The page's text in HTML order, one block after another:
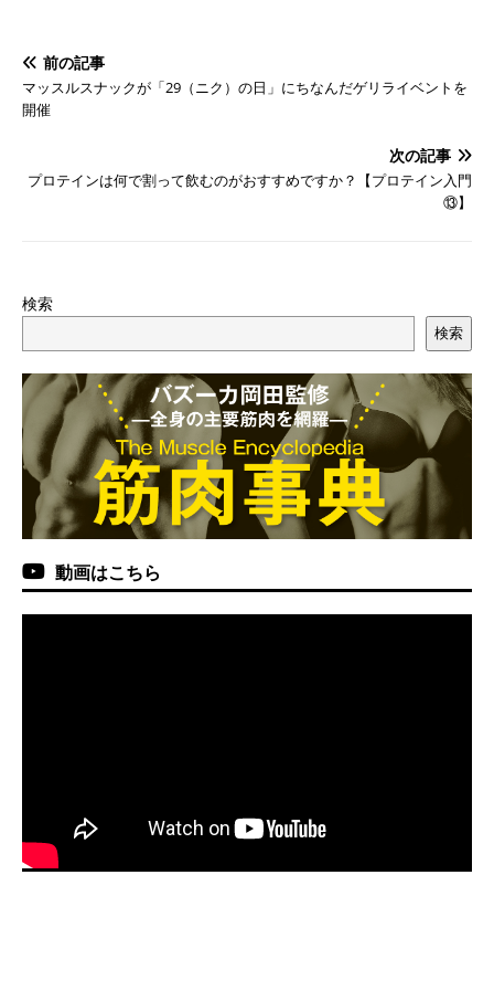
前の記事
マッスルスナックが「29（ニク）の日」にちなんだゲリライベントを
開催
次の記事
プロテインは何で割って飲むのがおすすめですか？【プロテイン入門
⑬】
検索
検索
動画はこちら